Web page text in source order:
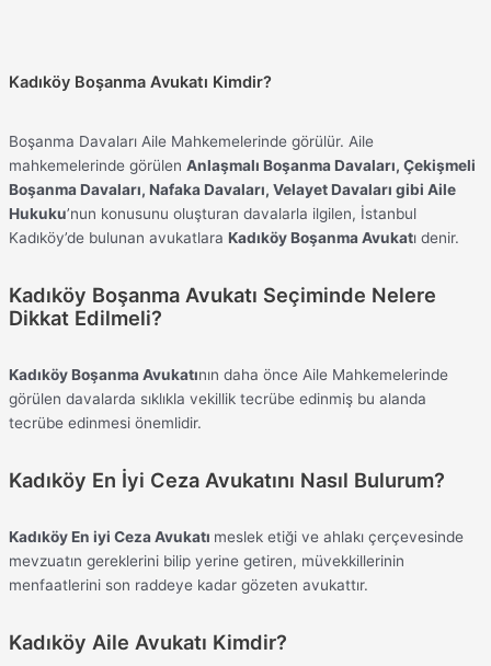
Kadıköy Boşanma Avukatı Kimdir?
Boşanma Davaları Aile Mahkemelerinde görülür. Aile
mahkemelerinde görülen Anlaşmalı Boşanma Davaları, Çekişmeli
Boşanma Davaları, Nafaka Davaları, Velayet Davaları gibi Aile
Hukuku’nun konusunu oluşturan davalarla ilgilen, İstanbul
Kadıköy’de bulunan avukatlara Kadıköy Boşanma Avukatı denir.
Kadıköy Boşanma Avukatı Seçiminde Nelere
Dikkat Edilmeli?
Kadıköy Boşanma Avukatının daha önce Aile Mahkemelerinde
görülen davalarda sıklıkla vekillik tecrübe edinmiş bu alanda
tecrübe edinmesi önemlidir.
Kadıköy En İyi Ceza Avukatını Nasıl Bulurum?
Kadıköy En iyi Ceza Avukatı meslek etiği ve ahlakı çerçevesinde
mevzuatın gereklerini bilip yerine getiren, müvekkillerinin
menfaatlerini son raddeye kadar gözeten avukattır.
Kadıköy Aile Avukatı Kimdir?